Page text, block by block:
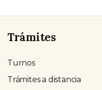
Trámites
Turnos
Trámites a distancia